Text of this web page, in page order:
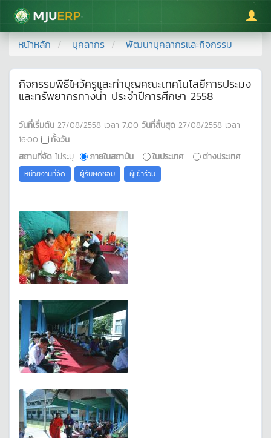
มหาวิทยาลัยแม่โจ้
หน้าหลัก บุคลากร พัฒนาบุคลากรและกิจกรรม
กิจกรรมพิธีไหว้ครูและทำบุญคณะเทคโนโลยีการประมง
และทรัพยากรทางน้ำ ประจำปีการศึกษา 2558
วันที่เริ่มต้น 27/08/2558 เวลา 7:00 วันที่สิ้นสุด 27/08/2558 เวลา
16:00
ทั้งวัน
สถานที่จัด ไม่ระบุ ภายในสถาบัน ในประเทศ ต่างประเทศ
หน่วยงานที่จัด ผู้รับผิดชอบ ผู้เข้าร่วม